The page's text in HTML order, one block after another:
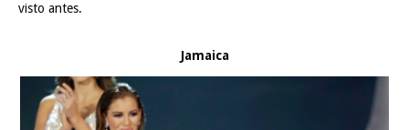
visto antes.
Jamaica